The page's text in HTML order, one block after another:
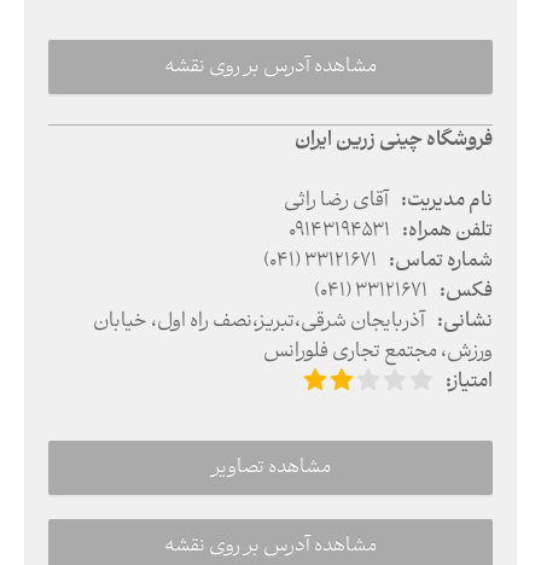
مشاهده آدرس بر روی نقشه
فروشگاه چینی زرین ایران
نام مدیریت: آقای رضا راثی
تلفن همراه:
09143194531
شماره تماس:
(041) 33121671
فکس:
(041) 33121671
نشانی: آذربایجان شرقی،تبریز،نصف راه اول، خیابان
ورزش، مجتمع تجاری فلورانس
امتیاز:
مشاهده تصاویر
مشاهده آدرس بر روی نقشه